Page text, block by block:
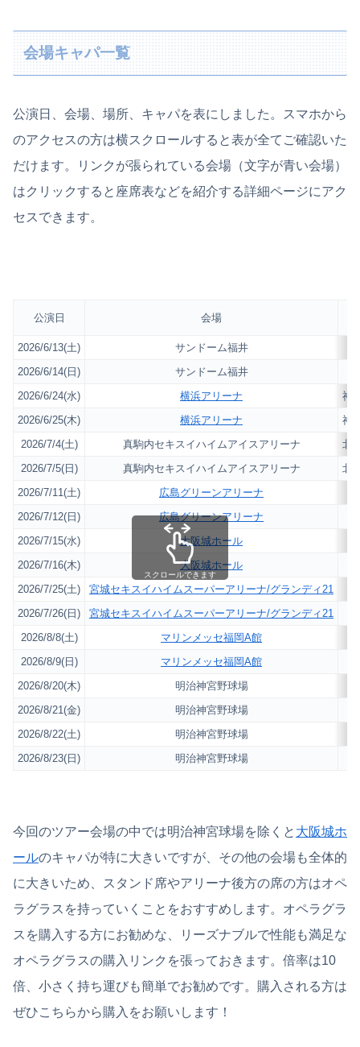
会場キャパ一覧
公演日、会場、場所、キャパを表にしました。スマホから
のアクセスの方は横スクロールすると表が全てご確認いた
だけます。リンクが張られている会場（文字が青い会場）
はクリックすると座席表などを紹介する詳細ページにアク
セスできます。
公演日 会場
2026/6/13(土) サンドーム福井
2026/6/14(日)
サンドーム福井
2026/6/24(水)
横浜アリーナ
神
2026/6/25(木)
横浜アリーナ
神
2026/7/4(土)
真駒内セキスイハイムアイスアリーナ
北
2026/7/5(日)
真駒内セキスイハイムアイスアリーナ
北
2026/7/11(土)
広島グリーンアリーナ
2026/7/12(日)
広島グリーンアリーナ
2026/7/15(水)
大阪城ホール
2026/7/16(木)
大阪城ホール
2026/7/25(土)
宮城セキスイハイムスーパーアリーナ/グランディ21
2026/7/26(日)
宮城セキスイハイムスーパーアリーナ/グランディ21
2026/8/8(土)
マリンメッセ福岡A館
2026/8/9(日)
マリンメッセ福岡A館
2026/8/20(木)
明治神宮野球場
2026/8/21(金)
明治神宮野球場
2026/8/22(土)
明治神宮野球場
2026/8/23(日)
明治神宮野球場
スクロールできます
今回のツアー会場の中では明治神宮球場を除くと 大阪城ホ
ールのキャパが特に大きいですが、その他の会場も全体的
に大きいため、スタンド席やアリーナ後方の席の方はオペ
ラグラスを持っていくことをおすすめします。オペラグラ
スを購入する方にお勧めな、リーズナブルで性能も満足な
オペラグラスの購入リンクを張っておきます。倍率は10
倍、小さく持ち運びも簡単でお勧めです。購入される方は
ぜひこちらから購入をお願いします！